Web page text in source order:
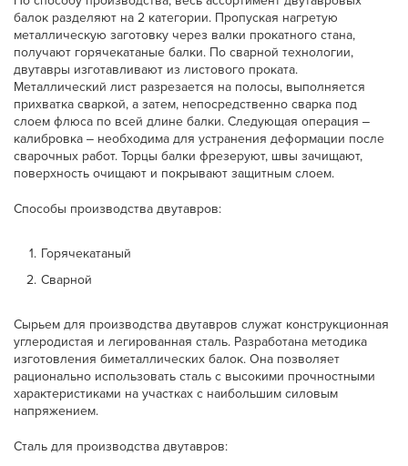
балок разделяют на 2 категории. Пропуская нагретую
металлическую заготовку через валки прокатного стана,
получают горячекатаные балки. По сварной технологии,
двутавры изготавливают из листового проката.
Металлический лист разрезается на полосы, выполняется
прихватка сваркой, а затем, непосредственно сварка под
слоем флюса по всей длине балки. Следующая операция ‒
калибровка ‒ необходима для устранения деформации после
сварочных работ. Торцы балки фрезеруют, швы зачищают,
поверхность очищают и покрывают защитным слоем.
Способы производства двутавров:
Горячекатаный
Сварной
Сырьем для производства двутавров служат конструкционная
углеродистая и легированная сталь. Разработана методика
изготовления биметаллических балок. Она позволяет
рационально использовать сталь с высокими прочностными
характеристиками на участках с наибольшим силовым
напряжением.
Сталь для производства двутавров: